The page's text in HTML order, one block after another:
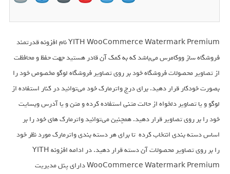
YITH WooCommerce Watermark Premium نام افزونه قدرتمند
فروشگاه ساز ووکامرس می‌باشد که به کمک آن قادر هستید جهت حفظ و محافظت
از تصاویر محصولات فروشگاه خود بر روی تصاویر فروشگاه لوگو مخصوص خود را
بصورت خودکار قرار دهید. برای درج واترمارک خود می‌توانید در کنار استفاده از
لوگو و یا تصاویر دلخواه از حالت متنی استفاده کرده و متن و یا آدرس وبسایت
خود را بر روی تصاویر قرار دهید. همچنین می‌توانید واترمارک های خود را بر
اساس دسته بندی انتخاب کرده تا برای هر دسته بندی واترمارک مورد نظر خود
را بر روی تصاویر محصولات آن دسته قرار دهید. در ادامه افزونه YITH
WooCommerce Watermark Premium دارای پنل مدیریت